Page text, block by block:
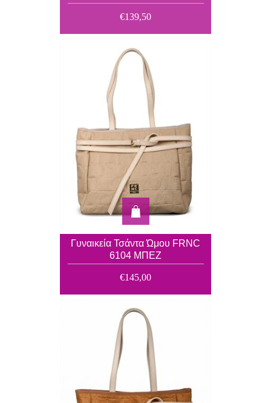
€139,50
Γυναικεία Τσάντα Ώμου FRNC
6104 ΜΠΕΖ
€145,00